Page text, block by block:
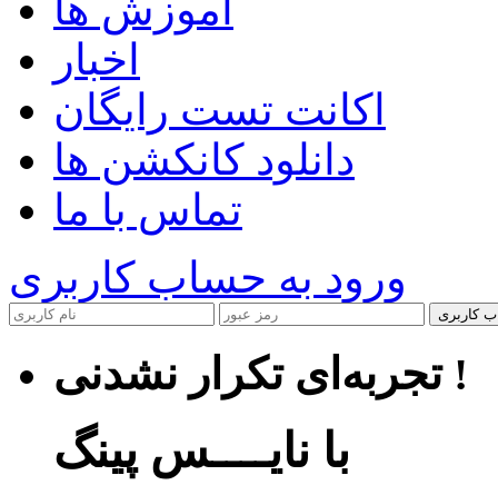
آموزش ها
اخبار
اکانت تست رایگان
دانلود کانکشن ها
تماس با ما
ورود به حساب کاربری
کاربری
تجربه‌ای تکرار نشدنی !
با نایــــس پینگ